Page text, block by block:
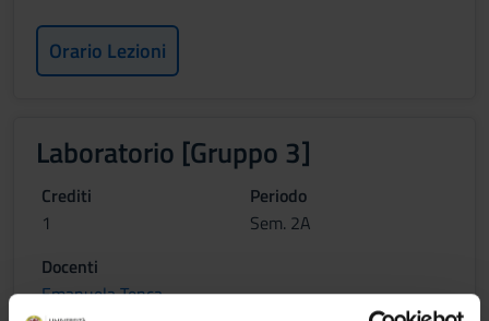
Orario Lezioni
Laboratorio [Gruppo 3]
Crediti
1
Periodo
Sem. 2A
Docenti
Emanuela Tenca